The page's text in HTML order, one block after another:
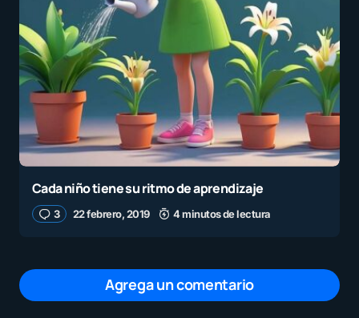
Cada niño tiene su ritmo de aprendizaje
3 22 febrero, 2019 4 minutos de lectura
Agrega un comentario